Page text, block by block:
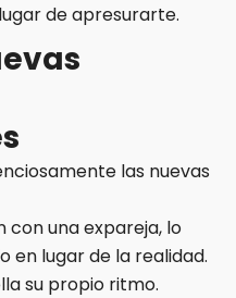
de apresurarte.
las nuevas
con una expareja, lo
en lugar de la realidad.
su propio ritmo.